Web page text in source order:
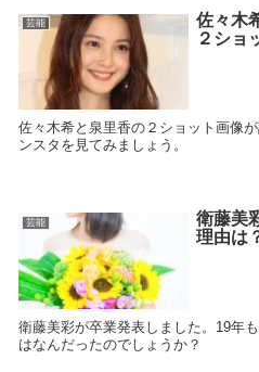
芸能
佐々木
２ショ
佐々木希と泉里香の２ショット画像
ンスタを見てみましょう。
芸能
衛藤美
理由は
衛藤美彩が卒業発表しました。19年
はなんだったのでしょうか？